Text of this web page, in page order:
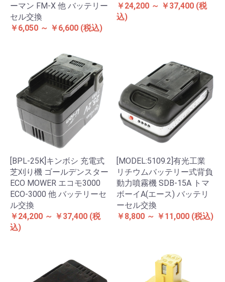
ーマン FM-X 他 バッテリー
セル交換
￥6,050 ～ ￥6,600 (税込)
￥24,200 ～ ￥37,400 (税
込)
[BPL-25K]キンボシ 充電式
芝刈り機 ゴールデンスター
ECO MOWER エコモ3000
ECO-3000 他 バッテリーセ
ル交換
￥24,200 ～ ￥37,400 (税
込)
[MODEL:5109.2]有光工業
リチウムバッテリー式背負
動力噴霧機 SDB-15A トマ
ボーイA(エース) バッテリ
ーセル交換
￥8,800 ～ ￥11,000 (税込)